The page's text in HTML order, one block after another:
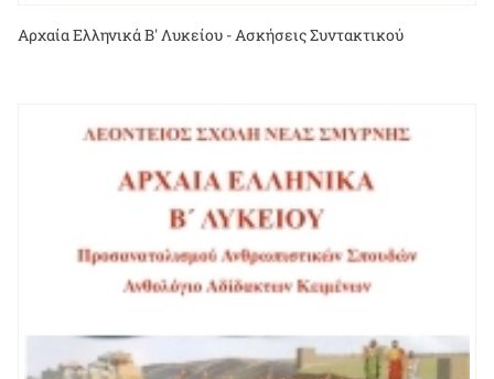
Αρχαία Ελληνικά Β' Λυκείου - Ασκήσεις Συντακτικού